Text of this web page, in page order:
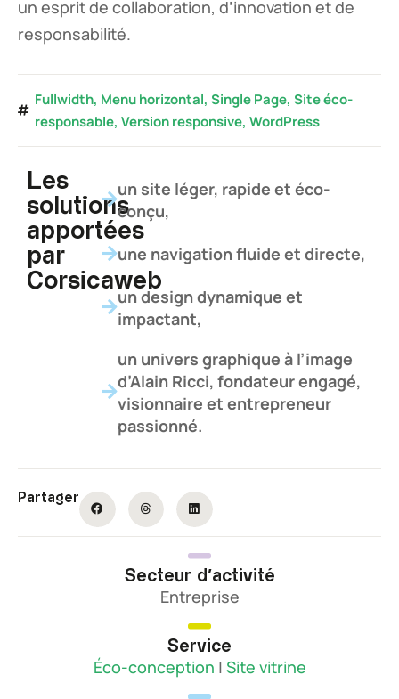
Partager
Secteur d'activité
Entreprise
Service
Éco-conception | Site vitrine
un esprit de collaboration, d’innovation et de
responsabilité.
Fullwidth, Menu horizontal, Single Page, Site éco-
responsable, Version responsive, WordPress
Les
solutions
apportées
par
Corsicaweb
un site léger, rapide et éco-
conçu,
une navigation fluide et directe,
un design dynamique et
impactant,
un univers graphique à l’image
d’Alain Ricci, fondateur engagé,
visionnaire et entrepreneur
passionné.